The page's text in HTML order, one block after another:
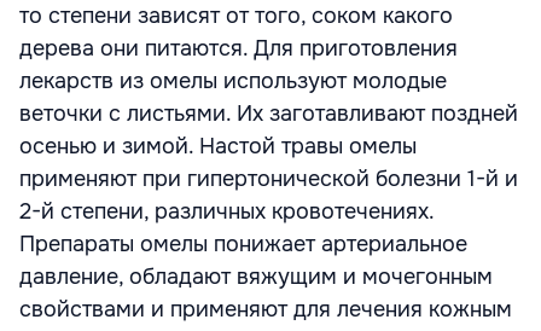
то степени зависят от того, соком какого
дерева они питаются. Для приготовления
лекарств из омелы используют молодые
веточки с листьями. Их заготавливают поздней
осенью и зимой. Настой травы омелы
применяют при гипертонической болезни 1-й и
2-й степени, различных кровотечениях.
Препараты омелы понижает артериальное
давление, обладают вяжущим и мочегонным
свойствами и применяют для лечения кожным